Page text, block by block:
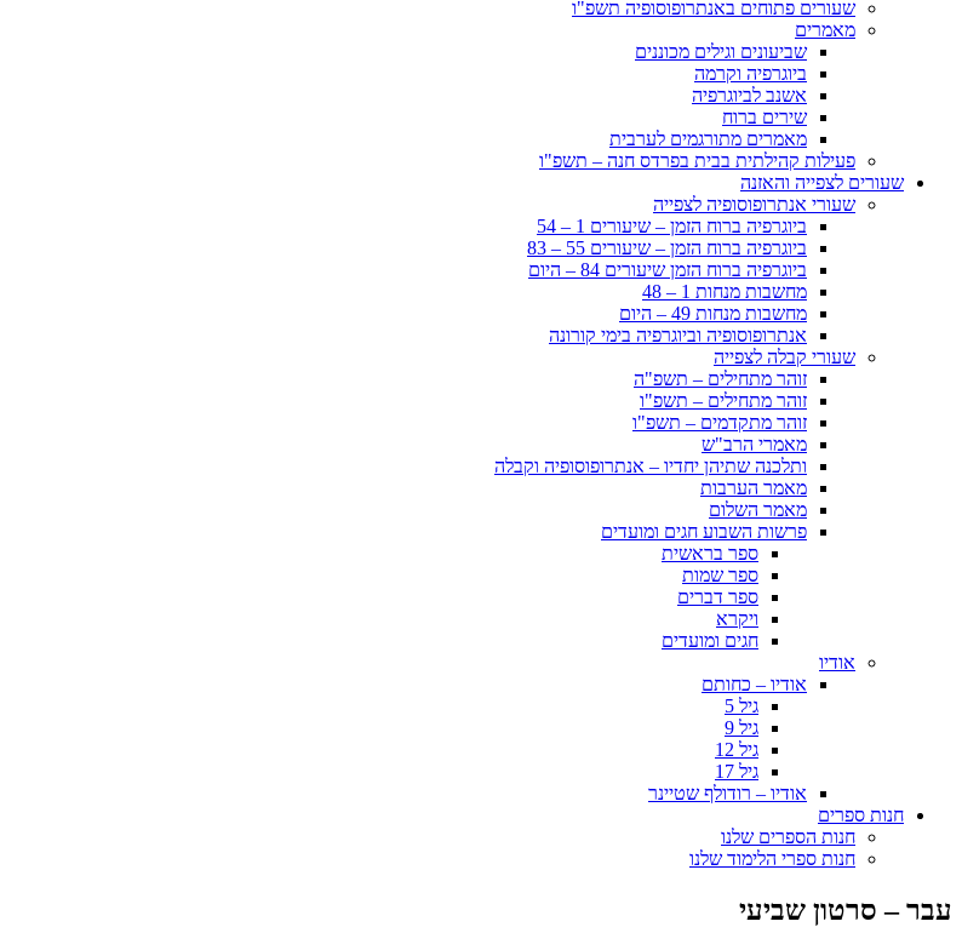
שעורים פתוחים באנתרופוסופיה תשפ"ו
מאמרים
שביעונים וגילים מכוננים
ביוגרפיה וקרמה
אשנב לביוגרפיה
שירים ברוח
מאמרים מתורגמים לערבית
פעילות קהילתית בבית בפרדס חנה – תשפ"ו
שעורים לצפייה והאזנה
שעורי אנתרופוסופיה לצפייה
ביוגרפיה ברוח הזמן – שיעורים 1 – 54
ביוגרפיה ברוח הזמן – שיעורים 55 – 83
ביוגרפיה ברוח הזמן שיעורים 84 – היום
מחשבות מנחות 1 – 48
מחשבות מנחות 49 – היום
אנתרופוסופיה וביוגרפיה בימי קורונה
שעורי קבלה לצפייה
זוהר מתחילים – תשפ"ה
זוהר מתחילים – תשפ"ו
זוהר מתקדמים – תשפ"ו
מאמרי הרב"ש
ותלכנה שתיהן יחדיו – אנתרופוסופיה וקבלה
מאמר הערבות
מאמר השלום
פרשות השבוע חגים ומועדים
ספר בראשית
ספר שמות
ספר דברים
ויקרא
חגים ומועדים
אודיו
אודיו – כחותם
גיל 5
גיל 9
גיל 12
גיל 17
אודיו – רודולף שטיינר
חנות ספרים
חנות הספרים שלנו
חנות ספרי הלימוד שלנו
עבר – סרטון שביעי